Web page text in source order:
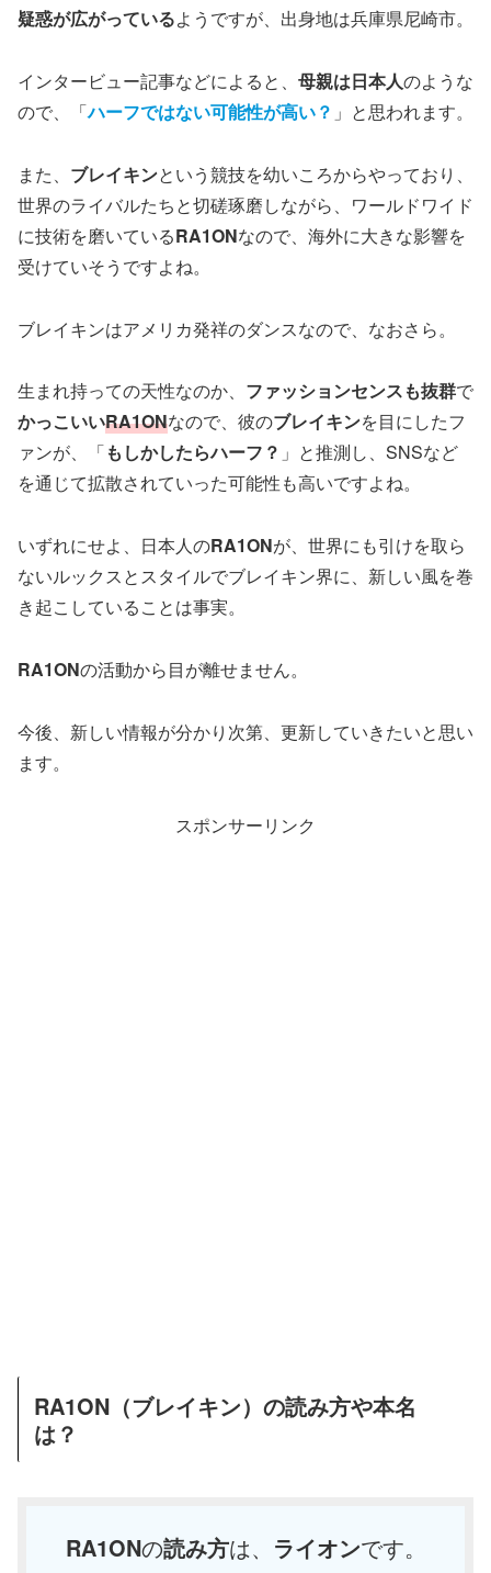
疑惑が広がっているようですが、出身地は兵庫県尼崎市。
インタービュー記事などによると、 母親は日本人のような
ので、「ハーフではない可能性が高い？ 」と思われます。
また、 ブレイキンという競技を幼いころからやっており、
世界のライバルたちと切磋琢磨しながら、ワールドワイド
に技術を磨いているRA1ONなので、海外に大きな影響を
受けていそうですよね。
ブレイキンはアメリカ発祥のダンスなので、なおさら。
生まれ持っての天性なのか、 ファッションセンスも抜群で
かっこいいRA1ONなので、彼のブレイキンを目にしたフ
ァンが、「もしかしたらハーフ？ 」と推測し、SNSなど
を通じて拡散されていった可能性も高いですよね。
いずれにせよ、日本人のRA1ONが、世界にも引けを取ら
ないルックスとスタイルでブレイキン界に、新しい風を巻
き起こしていることは事実。
RA1ONの活動から目が離せません。
今後、新しい情報が分かり次第、更新していきたいと思い
ます。
スポンサーリンク
RA1ON（ブレイキン）の読み方や本名
は？
RA1ONの読み方は、 ライオンです。